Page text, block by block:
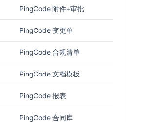
PingCode 附件+审批
PingCode 变更单
PingCode 合规清单
PingCode 文档模板
PingCode 报表
PingCode 合同库